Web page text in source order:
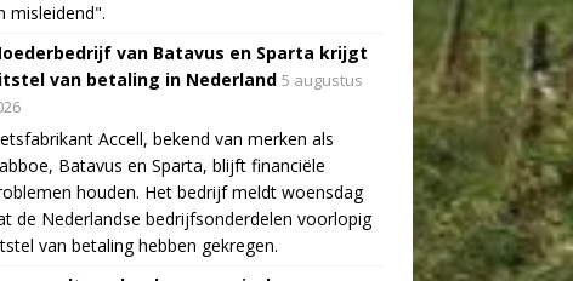
misleidend".
van Batavus en Sparta krijgt
van betaling in Nederland 5 augustus
Accell, bekend van merken als
Batavus en Sparta, blijft financiële
houden. Het bedrijf meldt woensdag
de Nederlandse bedrijfsonderdelen voorlopig
van betaling hebben gekregen.